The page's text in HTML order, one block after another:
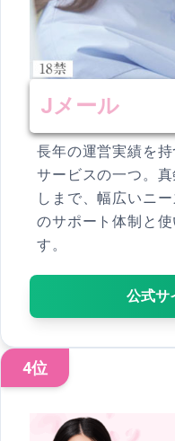
Jメール
長年の運営実績を
サービスの一つ。
しまで、幅広いニ
のサポート体制と
す。
公式サ
4位